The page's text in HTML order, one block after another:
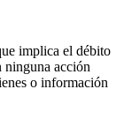
implica el débito
ninguna acción
o información